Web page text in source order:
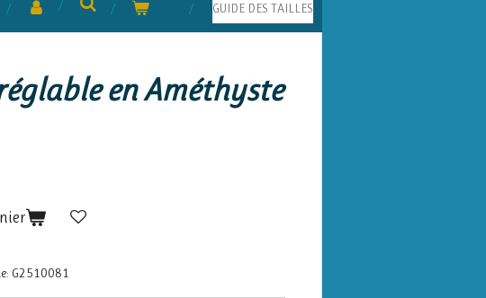
GUIDE DES TAILLES
en Améthyste
G2510081